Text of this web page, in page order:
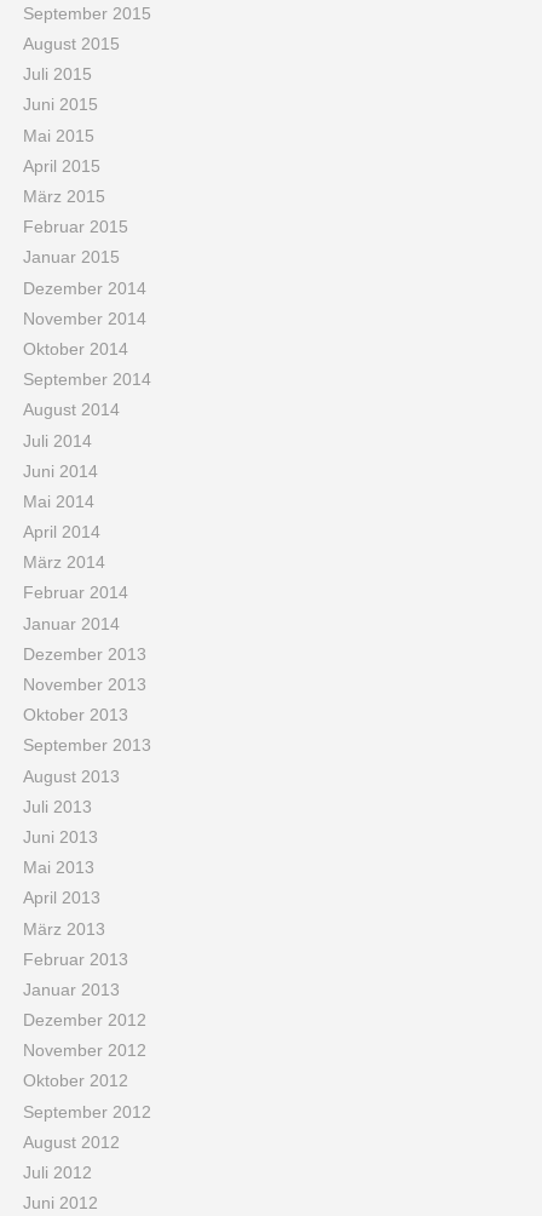
September 2015
August 2015
Juli 2015
Juni 2015
Mai 2015
April 2015
März 2015
Februar 2015
Januar 2015
Dezember 2014
November 2014
Oktober 2014
September 2014
August 2014
Juli 2014
Juni 2014
Mai 2014
April 2014
März 2014
Februar 2014
Januar 2014
Dezember 2013
November 2013
Oktober 2013
September 2013
August 2013
Juli 2013
Juni 2013
Mai 2013
April 2013
März 2013
Februar 2013
Januar 2013
Dezember 2012
November 2012
Oktober 2012
September 2012
August 2012
Juli 2012
Juni 2012